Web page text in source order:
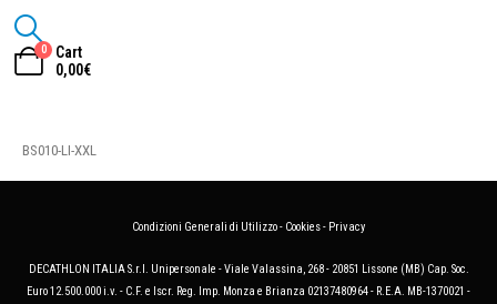
0
Cart
0,00€
BS010-LI-XXL
Condizioni Generali di Utilizzo- Cookies- Privacy
DECATHLON ITALIA S.r.l. Unipersonale - Viale Valassina, 268 - 20851 Lissone (MB) Cap. Soc.
Euro 12.500.000 i.v. - C.F. e Iscr. Reg. Imp. Monza e Brianza 02137480964 - R.E.A. MB-1370021 -